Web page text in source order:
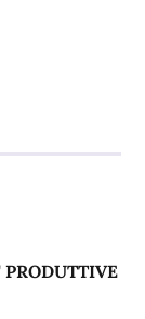
PRODUTTIVE